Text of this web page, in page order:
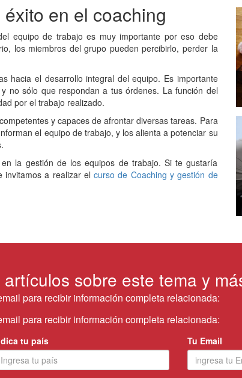
en el coaching
equipo de trabajo es muy importante por eso debe
los miembros del grupo pueden percibirlo, perder la
hacia el desarrollo integral del equipo. Es importante
no sólo que respondan a tus órdenes. La función del
por el trabajo realizado.
y capaces de afrontar diversas tareas. Para
el equipo de trabajo, y los alienta a potenciar su
la gestión de los equipos de trabajo. Si te gustaría
invitamos a realizar elcurso de Coaching y gestión de
artículos sobre este tema y
para recibir información completa relacionada:
para recibir información completa relacionada:
tu país Tu Email